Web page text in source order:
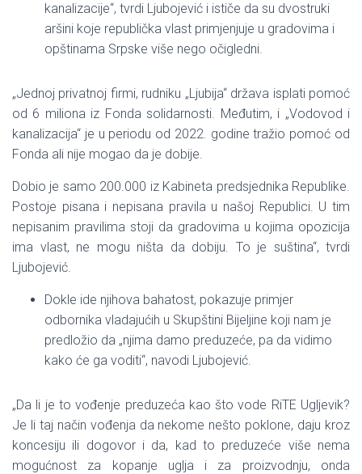
kanalizacije“, tvrdi Ljubojević i ističe da su dvostruki
aršini koje republička vlast primjenjuje u gradovima i
opštinama Srpske više nego očigledni.
„Jednoj privatnoj firmi, rudniku „Ljubija“ država isplati pomoć
od 6 miliona iz Fonda solidarnosti. Međutim, i „Vodovod i
kanalizacija“ je u periodu od 2022. godine tražio pomoć od
Fonda ali nije mogao da je dobije.
Dobio je samo 200.000 iz Kabineta predsjednika Republike.
Postoje pisana i nepisana pravila u našoj Republici. U tim
nepisanim pravilima stoji da gradovima u kojima opozicija
ima vlast, ne mogu ništa da dobiju. To je suština“, tvrdi
Ljubojević.
Dokle ide njihova bahatost, pokazuje primjer
odbornika vladajućih u Skupštini Bijeljine koji nam je
predložio da „njima damo preduzeće, pa da vidimo
kako će ga voditi“, navodi Ljubojević.
„Da li je to vođenje preduzeća kao što vode RiTE Ugljevik?
Je li taj način vođenja da nekome nešto poklone, daju kroz
koncesiju ili dogovor i da, kad to preduzeće više nema
mogućnost za kopanje uglja i za proizvodnju, onda